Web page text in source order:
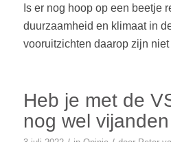
Is er nog hoop op een beetje
duurzaamheid en klimaat in
vooruitzichten daarop zijn
Heb je met de
nog wel